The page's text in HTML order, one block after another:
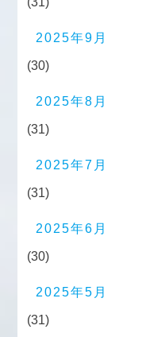
2025年9月
(30)
2025年8月
(31)
2025年7月
(31)
2025年6月
(30)
2025年5月
(31)